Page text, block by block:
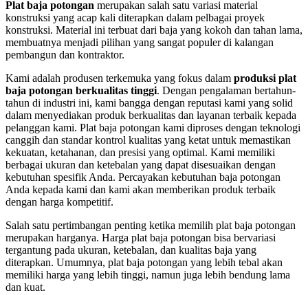
Plat baja potongan merupakan salah satu variasi material
konstruksi yang acap kali diterapkan dalam pelbagai proyek
konstruksi. Material ini terbuat dari baja yang kokoh dan tahan lama,
membuatnya menjadi pilihan yang sangat populer di kalangan
pembangun dan kontraktor.
Kami adalah produsen terkemuka yang fokus dalam produksi plat
baja potongan berkualitas tinggi. Dengan pengalaman bertahun-
tahun di industri ini, kami bangga dengan reputasi kami yang solid
dalam menyediakan produk berkualitas dan layanan terbaik kepada
pelanggan kami. Plat baja potongan kami diproses dengan teknologi
canggih dan standar kontrol kualitas yang ketat untuk memastikan
kekuatan, ketahanan, dan presisi yang optimal. Kami memiliki
berbagai ukuran dan ketebalan yang dapat disesuaikan dengan
kebutuhan spesifik Anda. Percayakan kebutuhan baja potongan
Anda kepada kami dan kami akan memberikan produk terbaik
dengan harga kompetitif.
Salah satu pertimbangan penting ketika memilih plat baja potongan
merupakan harganya. Harga plat baja potongan bisa bervariasi
tergantung pada ukuran, ketebalan, dan kualitas baja yang
diterapkan. Umumnya, plat baja potongan yang lebih tebal akan
memiliki harga yang lebih tinggi, namun juga lebih bendung lama
dan kuat.